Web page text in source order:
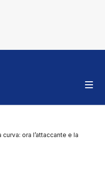
ora l’attaccante e la